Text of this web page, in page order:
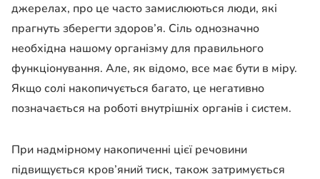
джерелах, про це часто замислюються люди, які
прагнуть зберегти здоров’я. Сіль однозначно
необхідна нашому організму для правильного
функціонування. Але, як відомо, все має бути в міру.
Якщо солі накопичується багато, це негативно
позначається на роботі внутрішніх органів і систем.
При надмірному накопиченні цієї речовини
підвищується кров’яний тиск, також затримується